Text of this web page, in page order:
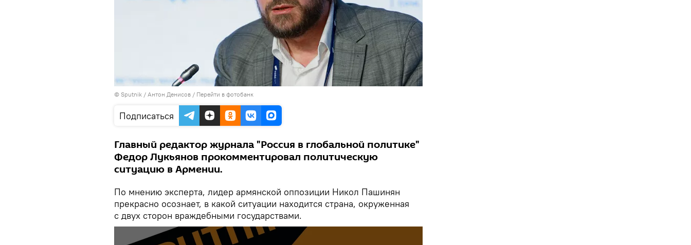
© Sputnik / Антон Денисов / Перейти в фотобанк
Подписаться
Главный редактор журнала "Россия в глобальной политике"
Федор Лукьянов прокомментировал политическую
ситуацию в Армении.
По мнению эксперта, лидер армянской оппозиции Никол Пашинян
прекрасно осознает, в какой ситуации находится страна, окруженная
с двух сторон враждебными государствами.